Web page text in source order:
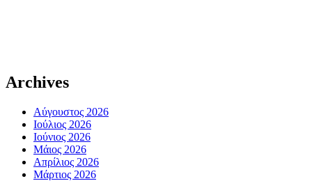
Archives
Αύγουστος 2026
Ιούλιος 2026
Ιούνιος 2026
Μάιος 2026
Απρίλιος 2026
Μάρτιος 2026